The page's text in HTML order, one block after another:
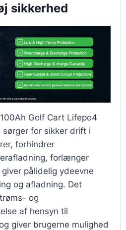
sikkerhed
Golf Cart Lifepo4
sørger for sikker drift i
forhindrer
forlænger
pålidelig ydeevne
og afladning. Det
og
af hensyn til
giver brugerne mulighed